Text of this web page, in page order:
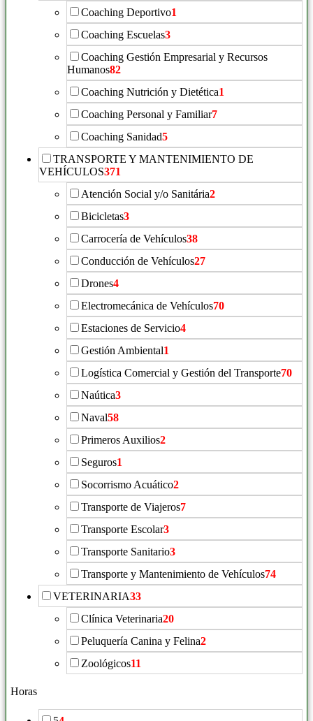
Coaching Deportivo1
Coaching Escuelas3
Coaching Gestión Empresarial y Recursos
Humanos82
Coaching Nutrición y Dietética1
Coaching Personal y Familiar7
Coaching Sanidad5
TRANSPORTE Y MANTENIMIENTO DE
VEHÍCULOS371
Atención Social y/o Sanitária2
Bicicletas3
Carrocería de Vehículos38
Conducción de Vehículos27
Drones4
Electromecánica de Vehículos70
Estaciones de Servicio4
Gestión Ambiental1
Logística Comercial y Gestión del Transporte70
Naútica3
Naval58
Primeros Auxilios2
Seguros1
Socorrismo Acuático2
Transporte de Viajeros7
Transporte Escolar3
Transporte Sanitario3
Transporte y Mantenimiento de Vehículos74
VETERINARIA33
Clínica Veterinaria20
Peluquería Canina y Felina2
Zoológicos11
Horas